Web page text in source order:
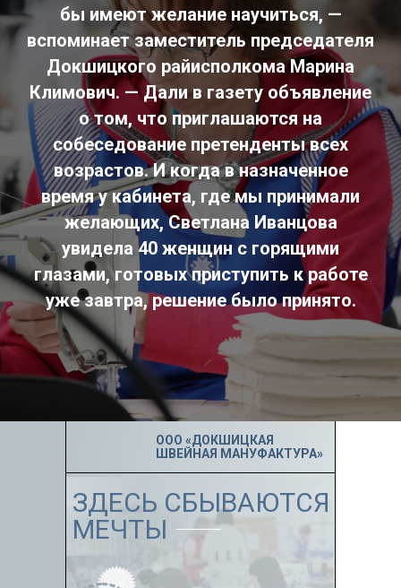
бы имеют желание научиться, —
вспоминает заместитель председателя
Докшицкого райисполкома Марина
Климович. — Дали в газету объявление
о том, что приглашаются на
собеседование претенденты всех
возрастов. И когда в назначенное
время у кабинета, где мы принимали
желающих, Светлана Иванцова
увидела 40 женщин с горящими
глазами, готовых приступить к работе
уже завтра, решение было принято.
ЗДЕСЬ СБЫВАЮТСЯ
МЕЧТЫ
ООО «ДОКШИЦКАЯ
ШВЕЙНАЯ МАНУФАКТУРА»